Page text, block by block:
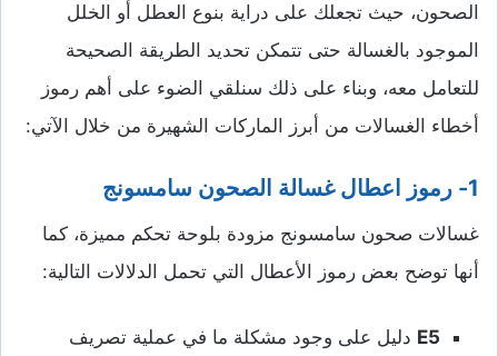
الصحون، حيث تجعلك على دراية بنوع العطل أو الخلل
الموجود بالغسالة حتى تتمكن تحديد الطريقة الصحيحة
للتعامل معه، وبناء على ذلك سنلقي الضوء على أهم رموز
أخطاء الغسالات من أبرز الماركات الشهيرة من خلال الآتي:
1- رموز اعطال غسالة الصحون سامسونج
غسالات صحون سامسونج مزودة بلوحة تحكم مميزة، كما
أنها توضح بعض رموز الأعطال التي تحمل الدلالات التالية:
E5 دليل على وجود مشكلة ما في عملية تصريف